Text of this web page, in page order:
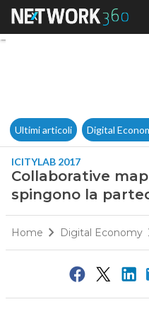
Ultimi articoli Digital
ICITYLAB 2017
Collaborative
spingono la
Home Digital Economy